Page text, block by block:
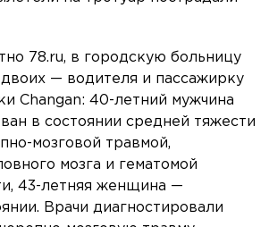
78.ru, в городскую больницу
— водителя и пассажирку
Changan: 40-летний мужчина
в состоянии средней тяжести
мозговой травмой,
мозга и гематомой
43-летняя женщина —
Врачи диагностировали